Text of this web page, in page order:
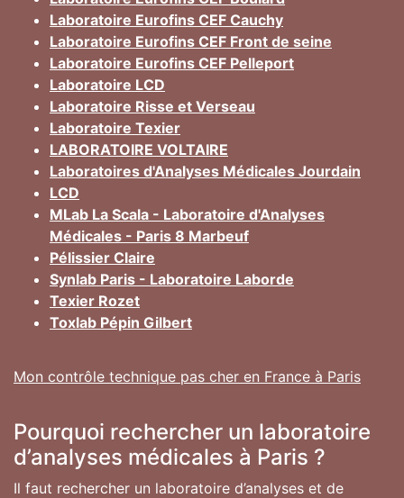
Laboratoire Eurofins CEF Cauchy
Laboratoire Eurofins CEF Front de seine
Laboratoire Eurofins CEF Pelleport
Laboratoire LCD
Laboratoire Risse et Verseau
Laboratoire Texier
LABORATOIRE VOLTAIRE
Laboratoires d'Analyses Médicales Jourdain
LCD
MLab La Scala - Laboratoire d'Analyses
Médicales - Paris 8 Marbeuf
Pélissier Claire
Synlab Paris - Laboratoire Laborde
Texier Rozet
Toxlab Pépin Gilbert
Mon contrôle technique pas cher en France à Paris
Pourquoi rechercher un laboratoire
d’analyses médicales à Paris ?
Il faut rechercher un laboratoire d’analyses et de